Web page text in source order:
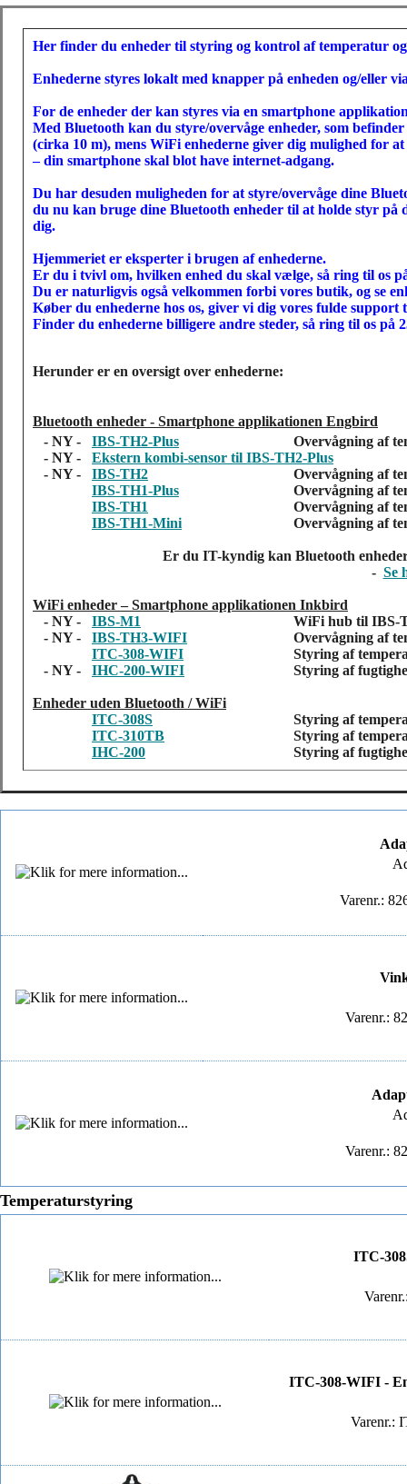
Her finder du enheder til styring og kontrol af temperatur
Enhederne styres lokalt med knapper på enheden og/eller
For de enheder der kan styres via en smartphone
Med Bluetooth kan du styre/overvåge enheder, som
(cirka 10 m), mens WiFi enhederne giver dig mulighed for
– din smartphone skal blot have internet-adgang.
Du har desuden muligheden for at styre/overvåge dine
du nu kan bruge dine Bluetooth enheder til at holde styr
dig.
Hjemmeriet er eksperter i brugen af enhederne.
Er du i tvivl om, hvilken enhed du skal vælge, så ring til os
Du er naturligvis også velkommen forbi vores butik, og se
Køber du enhederne hos os, giver vi dig vores fulde support
Finder du enhederne billigere andre steder, så ring til os på
Herunder er en oversigt over enhederne:
Bluetooth enheder - Smartphone applikationen Engbird
- NY -
IBS-TH2-Plus
Overvågning af
- NY -
Ekstern kombi-sensor til IBS-TH2-Plus
- NY -
IBS-TH2
Overvågning af
IBS-TH1-Plus
Overvågning af
IBS-TH1
Overvågning af
IBS-TH1-Mini
Overvågning af
Er du IT-kyndig kan Bluetooth
- Se
WiFi enheder – Smartphone applikationen Inkbird
- NY -
IBS-M1
WiFi hub til IBS-
- NY -
IBS-TH3-WIFI
Overvågning af
ITC-308-WIFI
Styring af
- NY -
IHC-200-WIFI Styring af
Enheder uden Bluetooth / WiFi
ITC-308S
Styring af
ITC-310TB
Styring af
IHC-200
Styring af
Varenr.:
Varenr.:
Varenr.:
Temperaturstyring
ITC-
ITC-308-WIFI -
Varenr.: